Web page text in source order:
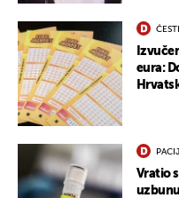
eura:
Vratio